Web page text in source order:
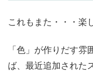
これもまた・・・楽
「色」が作りだす雰
ば、最近追加された